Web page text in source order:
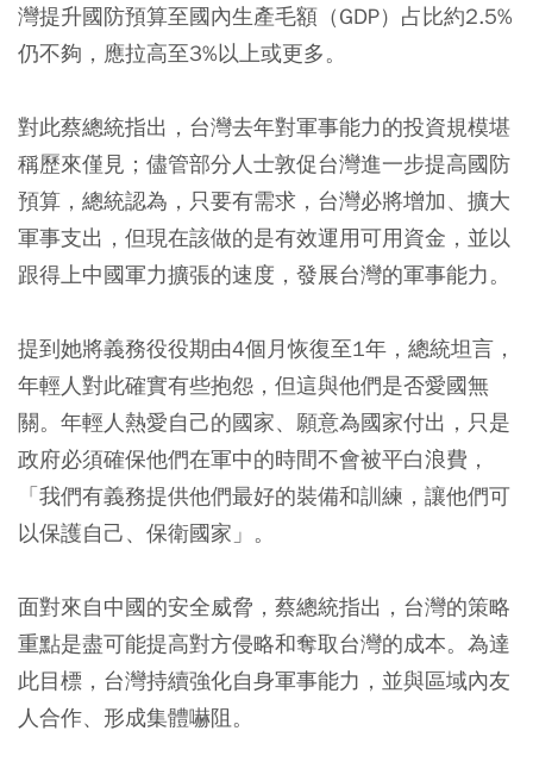
灣提升國防預算至國內生產毛額（GDP）占比約2.5%
仍不夠，應拉高至3%以上或更多。
對此蔡總統指出，台灣去年對軍事能力的投資規模堪
稱歷來僅見；儘管部分人士敦促台灣進一步提高國防
預算，總統認為，只要有需求，台灣必將增加、擴大
軍事支出，但現在該做的是有效運用可用資金，並以
跟得上中國軍力擴張的速度，發展台灣的軍事能力。
提到她將義務役役期由4個月恢復至1年，總統坦言，
年輕人對此確實有些抱怨，但這與他們是否愛國無
關。年輕人熱愛自己的國家、願意為國家付出，只是
政府必須確保他們在軍中的時間不會被平白浪費，
「我們有義務提供他們最好的裝備和訓練，讓他們可
以保護自己、保衛國家」。
面對來自中國的安全威脅，蔡總統指出，台灣的策略
重點是盡可能提高對方侵略和奪取台灣的成本。為達
此目標，台灣持續強化自身軍事能力，並與區域內友
人合作、形成集體嚇阻。